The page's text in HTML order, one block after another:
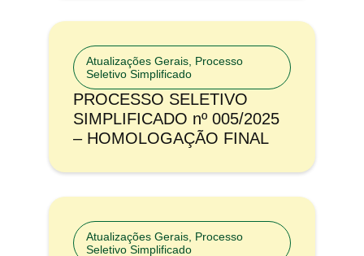
Atualizações Gerais Processo
Seletivo Simplificado
PROCESSO SELETIVO
SIMPLIFICADO nº 005/2025
– HOMOLOGAÇÃO FINAL
Atualizações Gerais Processo
Seletivo Simplificado